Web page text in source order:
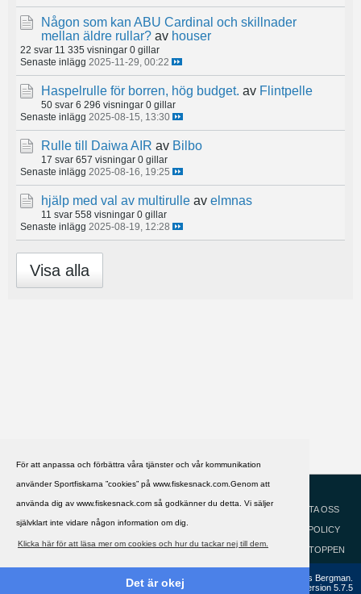
För att anpassa och förbättra våra tjänster och vår kommunikation
använder Sportfiskarna ”cookies” på www.fiskesnack.com.Genom att
använda dig av www.fiskesnack.com så godkänner du detta. Vi säljer
självklart inte vidare någon information om dig.
Klicka här för att läsa mer om cookies och hur du tackar nej till dem.
Det är okej
Någon som kan ABU Cardinal och skillnader
mellan äldre rullar? av houser
22 svar 11 335 visningar 0 gillar
Senaste inlägg 2025-11-29, 00:22
Haspelrulle för borren, hög budget. av Flintpelle
50 svar 6 296 visningar 0 gillar
Senaste inlägg 2025-08-15, 13:30
Rulle till Daiwa AIR av Bilbo
17 svar 657 visningar 0 gillar
Senaste inlägg 2025-08-16, 19:25
hjälp med val av multirulle av elmnas
11 svar 558 visningar 0 gillar
Senaste inlägg 2025-08-19, 12:28
Visa alla
HJÄLP
KONTAKTA OSS
COOKIEPOLICY
GÅ TILL TOPPEN
Copyright ©2002 - 2021, FiskeSnack.com. Grundad 2002 av Anders Bergman.
Version 5.7.5